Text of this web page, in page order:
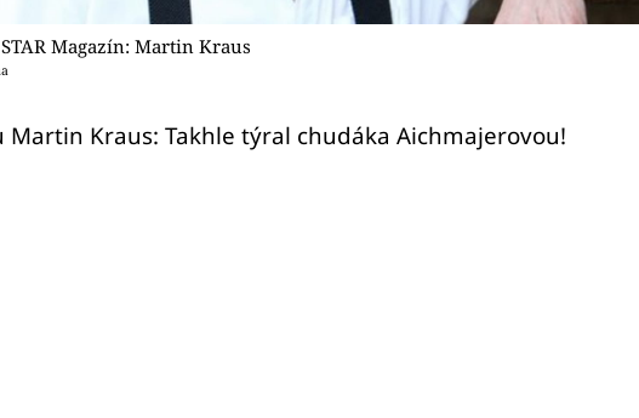
Magazín: Martin Kraus
Martin Kraus: Takhle týral chudáka Aichmajerovou!